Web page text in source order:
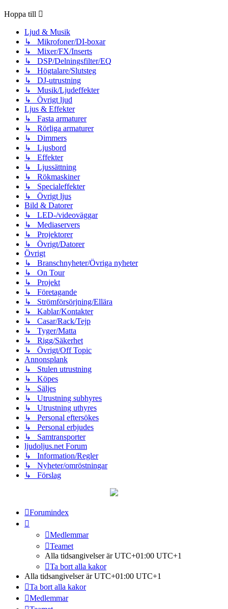
Hoppa till
Ljud & Musik
↳ Mikrofoner/DI-boxar
↳ Mixer/FX/Inserts
↳ DSP/Delningsfilter/EQ
↳ Högtalare/Slutsteg
↳ DJ-utrustning
↳ Musik/Ljudeffekter
↳ Övrigt ljud
Ljus & Effekter
↳ Fasta armaturer
↳ Rörliga armaturer
↳ Dimmers
↳ Ljusbord
↳ Effekter
↳ Ljussättning
↳ Rökmaskiner
↳ Specialeffekter
↳ Övrigt ljus
Bild & Datorer
↳ LED-/videoväggar
↳ Mediaservers
↳ Projektorer
↳ Övrigt/Datorer
Övrigt
↳ Branschnyheter/Övriga nyheter
↳ On Tour
↳ Projekt
↳ Företagande
↳ Strömförsörjning/Ellära
↳ Kablar/Kontakter
↳ Casar/Rack/Tejp
↳ Tyger/Matta
↳ Rigg/Säkerhet
↳ Övrigt/Off Topic
Annonsplank
↳ Stulen utrustning
↳ Köpes
↳ Säljes
↳ Utrustning subhyres
↳ Utrustning uthyres
↳ Personal eftersökes
↳ Personal erbjudes
↳ Samtransporter
ljudoljus.net Forum
↳ Information/Regler
↳ Nyheter/omröstningar
↳ Förslag
Forumindex
Medlemmar
Teamet
Alla tidsangivelser är UTC+01:00 UTC+1
Ta bort alla kakor
Alla tidsangivelser är UTC+01:00 UTC+1
Ta bort alla kakor
Medlemmar